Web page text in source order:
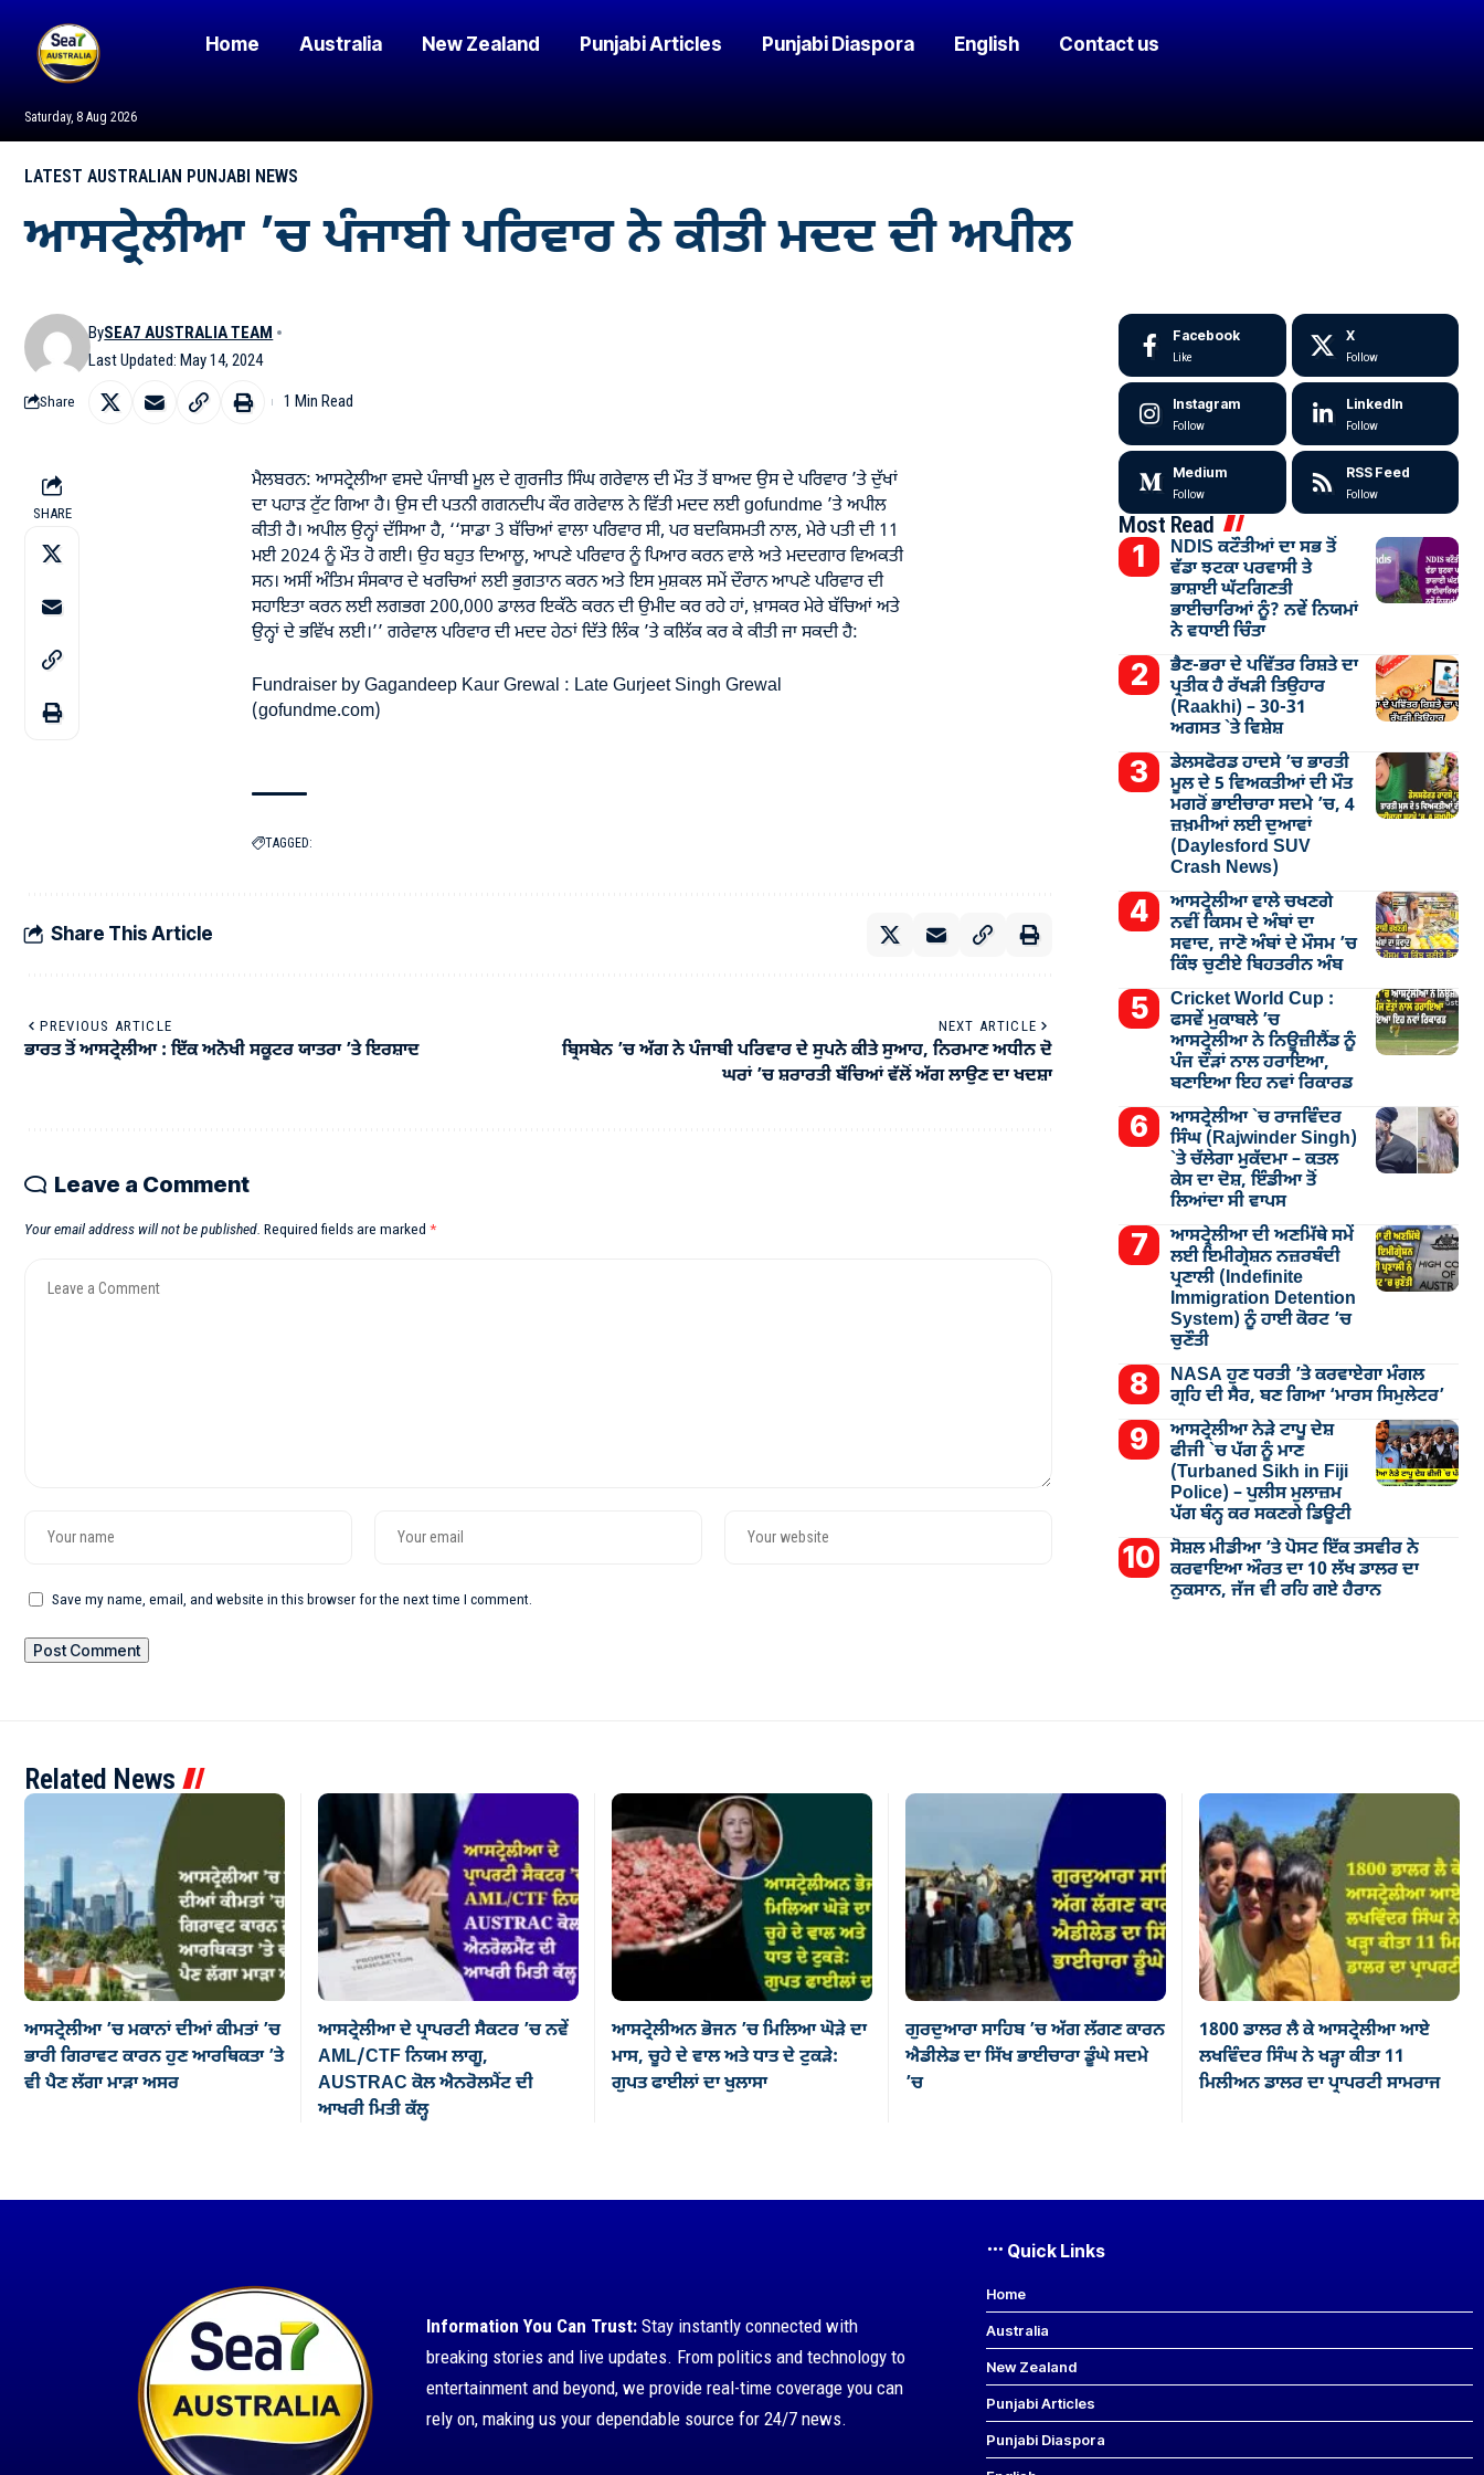
Saturday, 8 Aug 2026
Home Australia New Zealand Punjabi Articles Punjabi Diaspora English Contact us
LATEST AUSTRALIAN PUNJABI NEWS
ਆਸਟ੍ਰੇਲੀਆ ’ਚ ਪੰਜਾਬੀ ਪਰਿਵਾਰ ਨੇ ਕੀਤੀ ਮਦਦ ਦੀ ਅਪੀਲ
Last Updated: May 14, 2024
BySEA7 AUSTRALIA TEAM
Share 1 Min Read
SHARE
ਮੈਲਬਰਨ: ਆਸਟ੍ਰੇਲੀਆ ਵਸਦੇ ਪੰਜਾਬੀ ਮੂਲ ਦੇ ਗੁਰਜੀਤ ਸਿੰਘ ਗਰੇਵਾਲ ਦੀ ਮੌਤ ਤੋਂ ਬਾਅਦ ਉਸ ਦੇ ਪਰਿਵਾਰ ’ਤੇ ਦੁੱਖਾਂ
ਦਾ ਪਹਾੜ ਟੁੱਟ ਗਿਆ ਹੈ। ਉਸ ਦੀ ਪਤਨੀ ਗਗਨਦੀਪ ਕੌਰ ਗਰੇਵਾਲ ਨੇ ਵਿੱਤੀ ਮਦਦ ਲਈ gofundme ’ਤੇ ਅਪੀਲ
ਕੀਤੀ ਹੈ। ਅਪੀਲ ਉਨ੍ਹਾਂ ਦੱਸਿਆ ਹੈ, ‘‘ਸਾਡਾ 3 ਬੱਚਿਆਂ ਵਾਲਾ ਪਰਿਵਾਰ ਸੀ, ਪਰ ਬਦਕਿਸਮਤੀ ਨਾਲ, ਮੇਰੇ ਪਤੀ ਦੀ 11
ਮਈ 2024 ਨੂੰ ਮੌਤ ਹੋ ਗਈ। ਉਹ ਬਹੁਤ ਦਿਆਲੂ, ਆਪਣੇ ਪਰਿਵਾਰ ਨੂੰ ਪਿਆਰ ਕਰਨ ਵਾਲੇ ਅਤੇ ਮਦਦਗਾਰ ਵਿਅਕਤੀ
ਸਨ। ਅਸੀਂ ਅੰਤਿਮ ਸੰਸਕਾਰ ਦੇ ਖਰਚਿਆਂ ਲਈ ਭੁਗਤਾਨ ਕਰਨ ਅਤੇ ਇਸ ਮੁਸ਼ਕਲ ਸਮੇਂ ਦੌਰਾਨ ਆਪਣੇ ਪਰਿਵਾਰ ਦੀ
ਸਹਾਇਤਾ ਕਰਨ ਲਈ ਲਗਭਗ 200,000 ਡਾਲਰ ਇਕੱਠੇ ਕਰਨ ਦੀ ਉਮੀਦ ਕਰ ਰਹੇ ਹਾਂ, ਖ਼ਾਸਕਰ ਮੇਰੇ ਬੱਚਿਆਂ ਅਤੇ
ਉਨ੍ਹਾਂ ਦੇ ਭਵਿੱਖ ਲਈ।’’ ਗਰੇਵਾਲ ਪਰਿਵਾਰ ਦੀ ਮਦਦ ਹੇਠਾਂ ਦਿੱਤੇ ਲਿੰਕ ’ਤੇ ਕਲਿੱਕ ਕਰ ਕੇ ਕੀਤੀ ਜਾ ਸਕਦੀ ਹੈ:
Fundraiser by Gagandeep Kaur Grewal : Late Gurjeet Singh Grewal
(gofundme.com)
TAGGED:
Share This Article
PREVIOUS ARTICLE
ਭਾਰਤ ਤੋਂ ਆਸਟ੍ਰੇਲੀਆ : ਇੱਕ ਅਨੋਖੀ ਸਕੂਟਰ ਯਾਤਰਾ ’ਤੇ ਇਰਸ਼ਾਦ
NEXT ARTICLE
ਬ੍ਰਿਸਬੇਨ ’ਚ ਅੱਗ ਨੇ ਪੰਜਾਬੀ ਪਰਿਵਾਰ ਦੇ ਸੁਪਨੇ ਕੀਤੇ ਸੁਆਹ, ਨਿਰਮਾਣ ਅਧੀਨ ਦੋ
ਘਰਾਂ ’ਚ ਸ਼ਰਾਰਤੀ ਬੱਚਿਆਂ ਵੱਲੋਂ ਅੱਗ ਲਾਉਣ ਦਾ ਖਦਸ਼ਾ
Leave a Comment
Your email address will not be published. Required fields are marked *
Save my name, email, and website in this browser for the next time I comment.
Facebook
Like
X
Follow
Instagram
Follow
LinkedIn
Follow
Medium
Follow
RSS Feed
Follow
Most Read
NDIS ਕਟੌਤੀਆਂ ਦਾ ਸਭ ਤੋਂ
ਵੱਡਾ ਝਟਕਾ ਪਰਵਾਸੀ ਤੇ
ਭਾਸ਼ਾਈ ਘੱਟਗਿਣਤੀ
ਭਾਈਚਾਰਿਆਂ ਨੂੰ? ਨਵੇਂ ਨਿਯਮਾਂ
ਨੇ ਵਧਾਈ ਚਿੰਤਾ
ਭੈਣ-ਭਰਾ ਦੇ ਪਵਿੱਤਰ ਰਿਸ਼ਤੇ ਦਾ
ਪ੍ਰਤੀਕ ਹੈ ਰੱਖੜੀ ਤਿਉਹਾਰ
(Raakhi) – 30-31
ਅਗਸਤ `ਤੇ ਵਿਸ਼ੇਸ਼
ਡੇਲਸਫੋਰਡ ਹਾਦਸੇ ’ਚ ਭਾਰਤੀ
ਮੂਲ ਦੇ 5 ਵਿਅਕਤੀਆਂ ਦੀ ਮੌਤ
ਮਗਰੋਂ ਭਾਈਚਾਰਾ ਸਦਮੇ ’ਚ, 4
ਜ਼ਖ਼ਮੀਆਂ ਲਈ ਦੁਆਵਾਂ
(Daylesford SUV
Crash News)
ਆਸਟ੍ਰੇਲੀਆ ਵਾਲੇ ਚਖਣਗੇ
ਨਵੀਂ ਕਿਸਮ ਦੇ ਅੰਬਾਂ ਦਾ
ਸਵਾਦ, ਜਾਣੋ ਅੰਬਾਂ ਦੇ ਮੌਸਮ ’ਚ
ਕਿੰਝ ਚੁਣੀਏ ਬਿਹਤਰੀਨ ਅੰਬ
Cricket World Cup :
ਫਸਵੇਂ ਮੁਕਾਬਲੇ ’ਚ
ਆਸਟ੍ਰੇਲੀਆ ਨੇ ਨਿਊਜ਼ੀਲੈਂਡ ਨੂੰ
ਪੰਜ ਦੌੜਾਂ ਨਾਲ ਹਰਾਇਆ,
ਬਣਾਇਆ ਇਹ ਨਵਾਂ ਰਿਕਾਰਡ
ਆਸਟ੍ਰੇਲੀਆ `ਚ ਰਾਜਵਿੰਦਰ
ਸਿੰਘ (Rajwinder Singh)
`ਤੇ ਚੱਲੇਗਾ ਮੁੁਕੱਦਮਾ – ਕਤਲ
ਕੇਸ ਦਾ ਦੋਸ਼, ਇੰਡੀਆ ਤੋਂ
ਲਿਆਂਦਾ ਸੀ ਵਾਪਸ
ਆਸਟ੍ਰੇਲੀਆ ਦੀ ਅਣਮਿੱਥੇ ਸਮੇਂ
ਲਈ ਇਮੀਗ੍ਰੇਸ਼ਨ ਨਜ਼ਰਬੰਦੀ
ਪ੍ਰਣਾਲੀ (Indefinite
Immigration Detention
System) ਨੂੰ ਹਾਈ ਕੋਰਟ ’ਚ
ਚੁਣੌਤੀ
NASA ਹੁਣ ਧਰਤੀ ’ਤੇ ਕਰਵਾਏਗਾ ਮੰਗਲ
ਗ੍ਰਹਿ ਦੀ ਸੈਰ, ਬਣ ਗਿਆ ‘ਮਾਰਸ ਸਿਮੁਲੇਟਰ’
ਆਸਟ੍ਰੇਲੀਆ ਨੇੜੇ ਟਾਪੂ ਦੇਸ਼
ਫੀਜੀ `ਚ ਪੱਗ ਨੂੰ ਮਾਣ
(Turbaned Sikh in Fiji
Police) – ਪੁਲੀਸ ਮੁਲਾਜ਼ਮ
ਪੱਗ ਬੰਨ੍ਹ ਕਰ ਸਕਣਗੇ ਡਿਊਟੀ
ਸੋਸ਼ਲ ਮੀਡੀਆ ’ਤੇ ਪੋਸਟ ਇੱਕ ਤਸਵੀਰ ਨੇ
ਕਰਵਾਇਆ ਔਰਤ ਦਾ 10 ਲੱਖ ਡਾਲਰ ਦਾ
ਨੁਕਸਾਨ, ਜੱਜ ਵੀ ਰਹਿ ਗਏ ਹੈਰਾਨ
Related News
ਆਸਟ੍ਰੇਲੀਆ ’ਚ ਮਕਾਨਾਂ ਦੀਆਂ ਕੀਮਤਾਂ ’ਚ
ਭਾਰੀ ਗਿਰਾਵਟ ਕਾਰਨ ਹੁਣ ਆਰਥਿਕਤਾ ’ਤੇ
ਵੀ ਪੈਣ ਲੱਗਾ ਮਾੜਾ ਅਸਰ
ਆਸਟ੍ਰੇਲੀਆ ਦੇ ਪ੍ਰਾਪਰਟੀ ਸੈਕਟਰ ’ਚ ਨਵੇਂ
AML/CTF ਨਿਯਮ ਲਾਗੂ,
AUSTRAC ਕੋਲ ਐਨਰੋਲਮੈਂਟ ਦੀ
ਆਖਰੀ ਮਿਤੀ ਕੱਲ੍ਹ
ਆਸਟ੍ਰੇਲੀਅਨ ਭੋਜਨ ’ਚ ਮਿਲਿਆ ਘੋੜੇ ਦਾ
ਮਾਸ, ਚੂਹੇ ਦੇ ਵਾਲ ਅਤੇ ਧਾਤ ਦੇ ਟੁਕੜੇ:
ਗੁਪਤ ਫਾਈਲਾਂ ਦਾ ਖੁਲਾਸਾ
ਗੁਰਦੁਆਰਾ ਸਾਹਿਬ ’ਚ ਅੱਗ ਲੱਗਣ ਕਾਰਨ
ਐਡੀਲੇਡ ਦਾ ਸਿੱਖ ਭਾਈਚਾਰਾ ਡੂੰਘੇ ਸਦਮੇ
’ਚ
1800 ਡਾਲਰ ਲੈ ਕੇ ਆਸਟ੍ਰੇਲੀਆ ਆਏ
ਲਖਵਿੰਦਰ ਸਿੰਘ ਨੇ ਖੜ੍ਹਾ ਕੀਤਾ 11
ਮਿਲੀਅਨ ਡਾਲਰ ਦਾ ਪ੍ਰਾਪਰਟੀ ਸਾਮਰਾਜ
Information You Can Trust: Stay instantly connected with
breaking stories and live updates. From politics and technology to
entertainment and beyond, we provide real-time coverage you can
rely on, making us your dependable source for 24/7 news.
Quick Links
Home
Australia
New Zealand
Punjabi Articles
Punjabi Diaspora